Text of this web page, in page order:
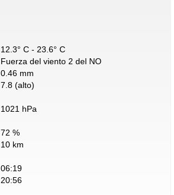
12.3° C - 23.6° C
Fuerza del viento 2 del NO
0.46 mm
7.8 (alto)
1021 hPa
72 %
10 km
06:19
20:56